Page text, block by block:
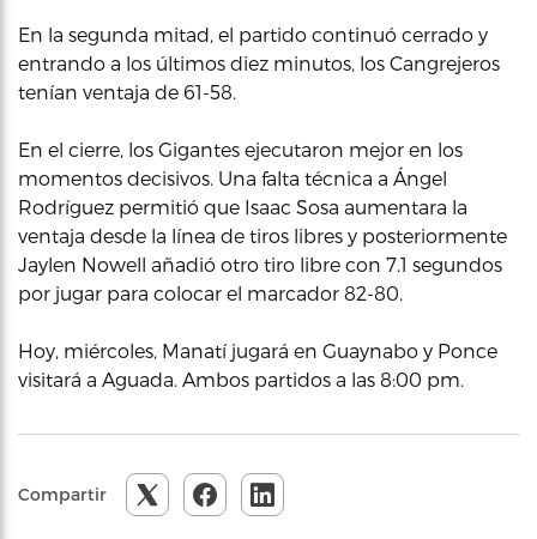
En la segunda mitad, el partido continuó cerrado y
entrando a los últimos diez minutos, los Cangrejeros
tenían ventaja de 61-58.
En el cierre, los Gigantes ejecutaron mejor en los
momentos decisivos. Una falta técnica a Ángel
Rodríguez permitió que Isaac Sosa aumentara la
ventaja desde la línea de tiros libres y posteriormente
Jaylen Nowell añadió otro tiro libre con 7.1 segundos
por jugar para colocar el marcador 82-80.
Hoy, miércoles, Manatí jugará en Guaynabo y Ponce
visitará a Aguada. Ambos partidos a las 8:00 pm.
Compartir